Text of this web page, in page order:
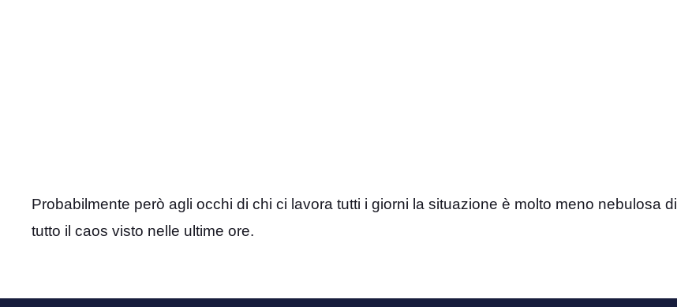
Probabilmente però agli occhi di chi ci lavora tutti i giorni la situazione è molto meno nebulosa di
tutto il caos visto nelle ultime ore.